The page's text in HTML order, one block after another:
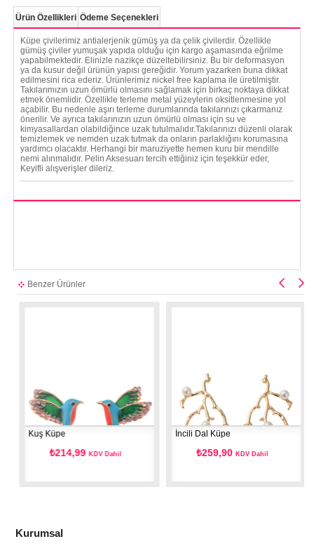
Ürün Özellikleri Ödeme Seçenekleri
Küpe çivilerimiz antialerjenik gümüş ya da çelik çivilerdir. Özellikle
gümüş çiviler yumuşak yapıda olduğu için kargo aşamasında eğrilme
yapabilmektedir. Elinizle nazikçe düzeltebilirsiniz. Bu bir deformasyon
ya da kusur değil ürünün yapısı gereğidir. Yorum yazarken buna dikkat
edilmesini rica ederiz. Ürünlerimiz nickel free kaplama ile üretilmiştir.
Takılarımızın uzun ömürlü olmasını sağlamak için birkaç noktaya dikkat
etmek önemlidir. Özellikle terleme metal yüzeylerin oksitlenmesine yol
açabilir. Bu nedenle aşırı terleme durumlarında takılarınızı çıkarmanız
önerilir. Ve ayrıca takılarınızın uzun ömürlü olması için su ve
kimyasallardan olabildiğince uzak tutulmalıdır.Takılarınızı düzenli olarak
temizlemek ve nemden uzak tutmak da onların parlaklığını korumasına
yardımcı olacaktır. Herhangi bir maruziyette hemen kuru bir mendille
nemi alınmalıdır. Pelin Aksesuarı tercih ettiğiniz için teşekkür eder,
Keyifli alışverişler dileriz.
Benzer Ürünler
Kuş Küpe
₺214,99KDV Dahil
İncili Dal Küpe
₺259,90 KDV Dahil
Kurumsal